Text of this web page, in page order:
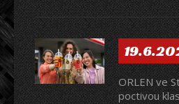
ORLEN ve
poctivou